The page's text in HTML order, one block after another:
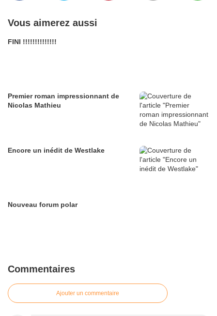
Vous aimerez aussi
FINI !!!!!!!!!!!!!!
Premier roman impressionnant de
Nicolas Mathieu
Encore un inédit de Westlake
Nouveau forum polar
Commentaires
Ajouter un commentaire